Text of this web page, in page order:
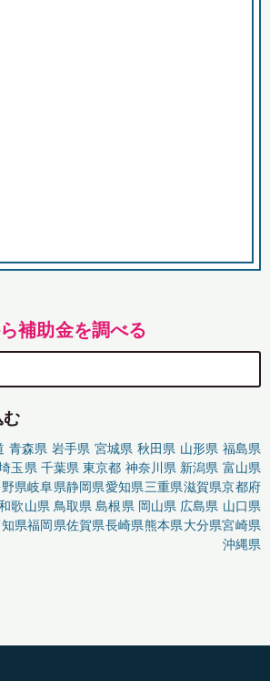
補助金を調べる
む
青森県 岩手県 宮城県 秋田県 山形県 福島県
玉県 千葉県 東京都 神奈川県 新潟県 富山県
県岐阜県静岡県愛知県三重県滋賀県京都府
歌山県 鳥取県 島根県 岡山県 広島県 山口県
県福岡県佐賀県長崎県熊本県大分県宮崎県
沖縄県